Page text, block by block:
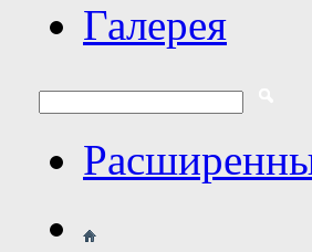
Галерея